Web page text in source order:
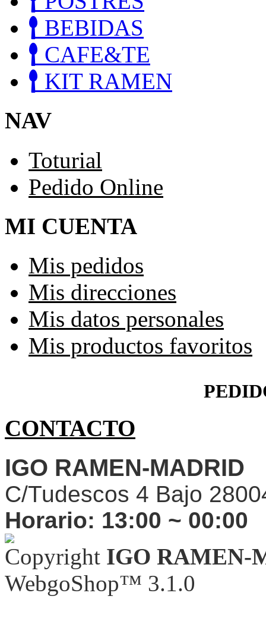
BEBIDAS
CAFE&TE
KIT RAMEN
NAV
Toturial
Pedido Online
MI CUENTA
Mis pedidos
Mis direcciones
Mis datos personales
Mis productos favoritos
CONTACTO
IGO RAMEN-MADRID
C/Tudescos 4 Bajo
Horario: 13:00 ~ 00:00
Copyright IGO RAMEN-
WebgoShop™ 3.1.0